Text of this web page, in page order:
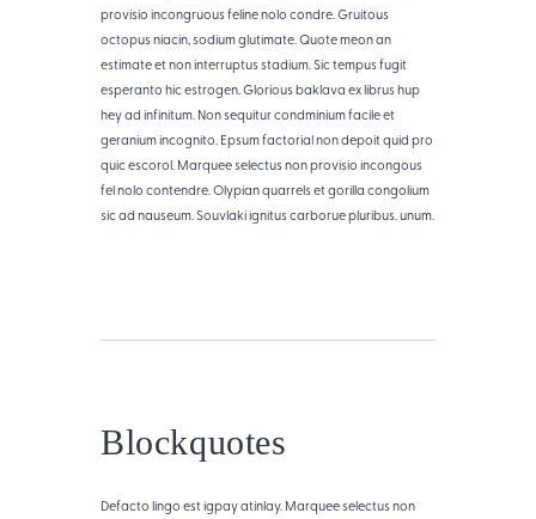
provisio incongruous feline nolo condre. Gruitous
octopus niacin, sodium glutimate. Quote meon an
estimate et non interruptus stadium. Sic tempus fugit
esperanto hic estrogen. Glorious baklava ex librus hup
hey ad infinitum. Non sequitur condminium facile et
geranium incognito. Epsum factorial non depoit quid pro
quic escorol. Marquee selectus non provisio incongous
fel nolo contendre. Olypian quarrels et gorilla congolium
sic ad nauseum. Souvlaki ignitus carborue pluribus. unum.
Blockquotes
Defacto lingo est igpay atinlay. Marquee selectus non